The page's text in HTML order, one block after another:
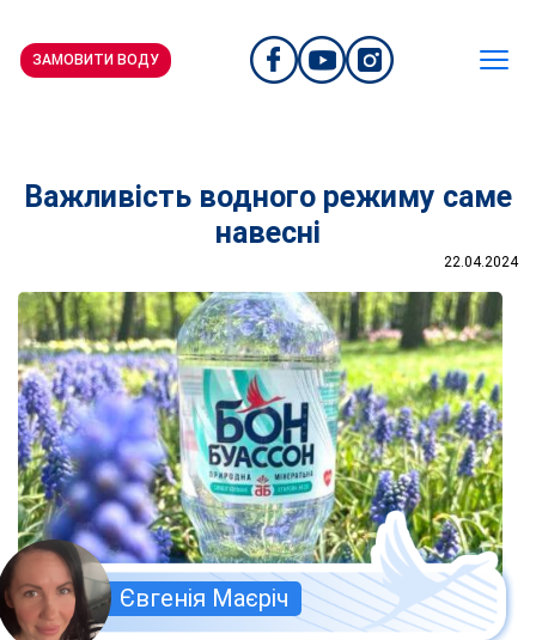
ЗАМОВИТИ ВОДУ
Важливість водного режиму саме
навесні
22.04.2024
Євгенія Маєріч